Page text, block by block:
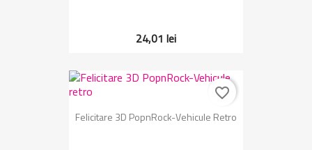
24,01 lei
Felicitare 3D PopnRock-Vehicule Retro
favorite_border